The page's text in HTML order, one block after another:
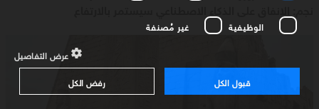
الوظيفية غير مُصنفة
عرض التفاصيل
قبول الكل
رفض الكل